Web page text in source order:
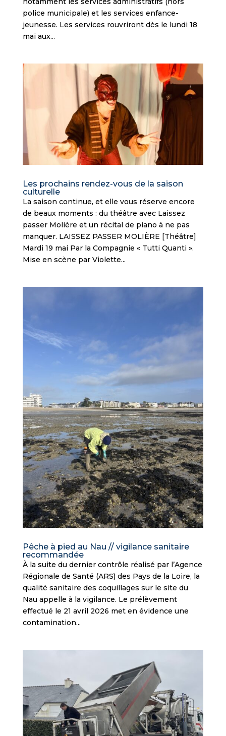
police municipale) et les services enfance-
jeunesse. Les services rouvriront dès le lundi 18
mai aux...
Les prochains rendez-vous de la saison
culturelle
La saison continue, et elle vous réserve encore
de beaux moments : du théâtre avec Laissez
passer Molière et un récital de piano à ne pas
manquer. LAISSEZ PASSER MOLIÈRE [Théâtre]
Mardi 19 mai Par la Compagnie « Tutti Quanti ».
Mise en scène par Violette...
Pêche à pied au Nau // vigilance sanitaire
recommandée
À la suite du dernier contrôle réalisé par l’Agence
Régionale de Santé (ARS) des Pays de la Loire, la
qualité sanitaire des coquillages sur le site du
Nau appelle à la vigilance. Le prélèvement
effectué le 21 avril 2026 met en évidence une
contamination...